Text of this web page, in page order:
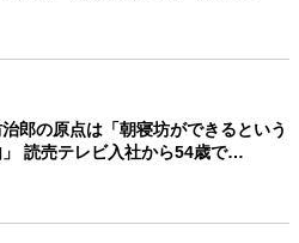
郎の原点は「朝寝坊ができるという
読売テレビ入社から54歳で…